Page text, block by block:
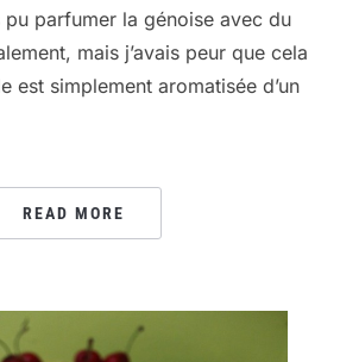
pu parfumer la génoise avec du
mais j’avais peur que cela
est simplement aromatisée d’un
READ MORE